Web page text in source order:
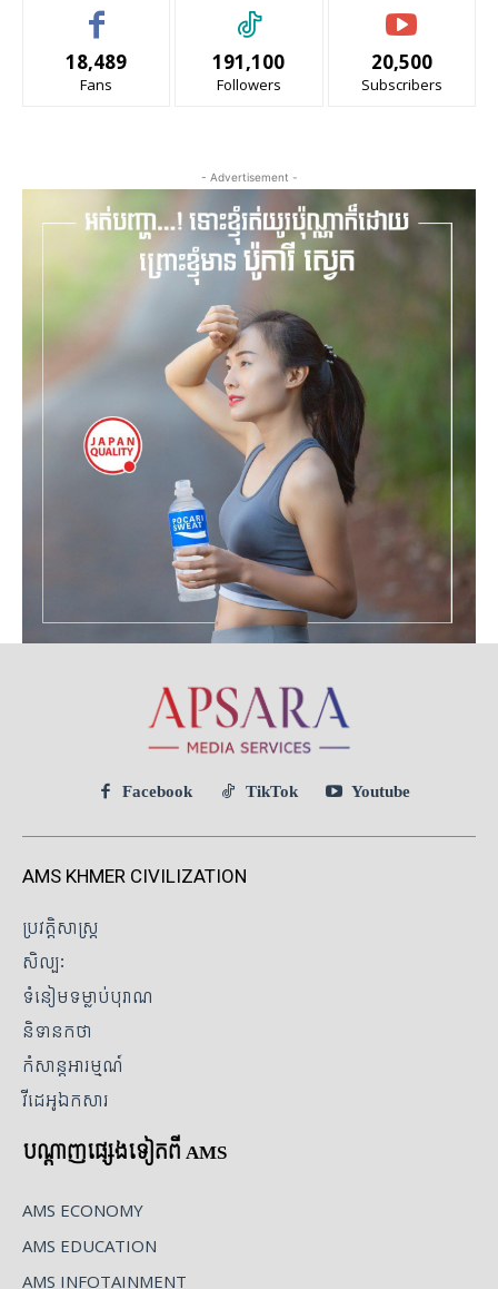
18,489
Fans
191,100
Followers
20,500
Subscribers
- Advertisement -
Facebook TikTok Youtube
AMS KHMER CIVILIZATION
ប្រវត្តិសាស្ត្រ
សិល្បៈ
ទំនៀមទម្លាប់បុរាណ
និទានកថា
កំសាន្តអារម្មណ៍
វីដេអូឯកសារ
បណ្ដាញផ្សេងទៀតពី AMS
AMS ECONOMY
AMS EDUCATION
AMS INFOTAINMENT